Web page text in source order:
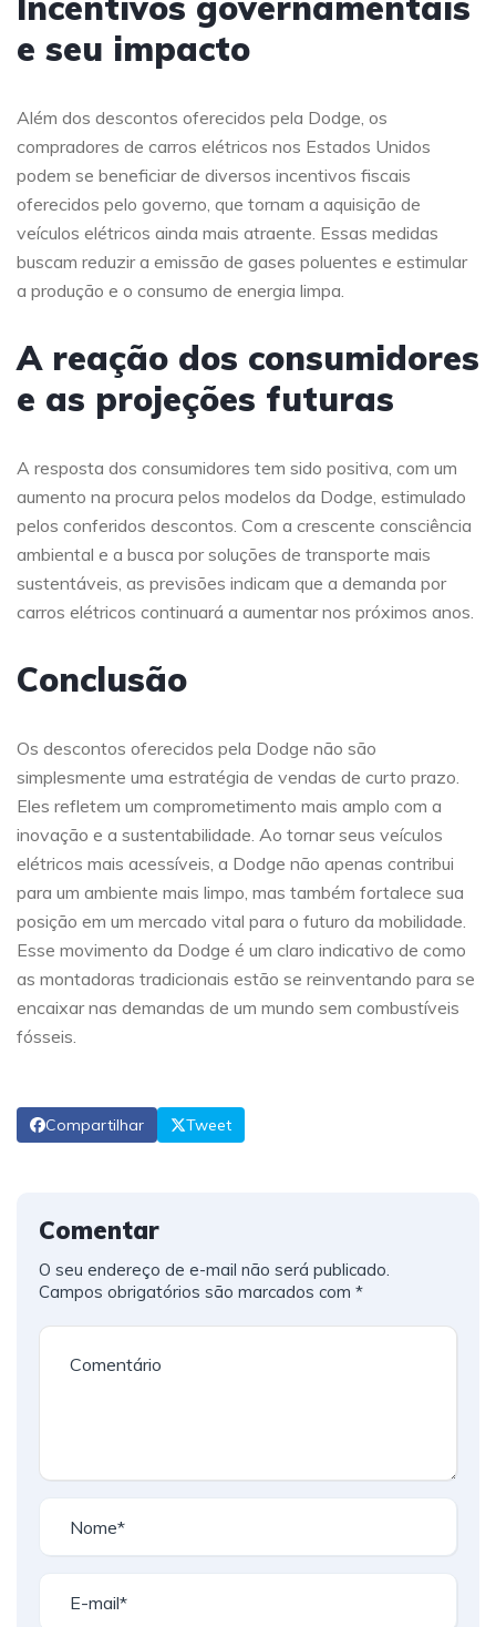
e seu impacto
Além dos descontos oferecidos pela Dodge, os
compradores de carros elétricos nos Estados Unidos
podem se beneficiar de diversos incentivos fiscais
oferecidos pelo governo, que tornam a aquisição de
veículos elétricos ainda mais atraente. Essas medidas
buscam reduzir a emissão de gases poluentes e estimular
a produção e o consumo de energia limpa.
A reação dos consumidores
e as projeções futuras
A resposta dos consumidores tem sido positiva, com um
aumento na procura pelos modelos da Dodge, estimulado
pelos conferidos descontos. Com a crescente consciência
ambiental e a busca por soluções de transporte mais
sustentáveis, as previsões indicam que a demanda por
carros elétricos continuará a aumentar nos próximos anos.
Conclusão
Os descontos oferecidos pela Dodge não são
simplesmente uma estratégia de vendas de curto prazo.
Eles refletem um comprometimento mais amplo com a
inovação e a sustentabilidade. Ao tornar seus veículos
elétricos mais acessíveis, a Dodge não apenas contribui
para um ambiente mais limpo, mas também fortalece sua
posição em um mercado vital para o futuro da mobilidade.
Esse movimento da Dodge é um claro indicativo de como
as montadoras tradicionais estão se reinventando para se
encaixar nas demandas de um mundo sem combustíveis
fósseis.
Compartilhar Tweet
Comentar
O seu endereço de e-mail não será publicado.
Campos obrigatórios são marcados com *